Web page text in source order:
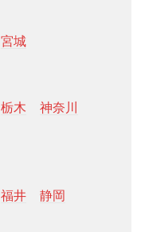
宮城
栃木
神奈川
福井 静岡